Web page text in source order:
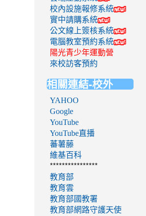
校內設施報修系統
實中請購系統
公文線上簽核系統
電腦教室預約系統
陽光青少年運動營
來校訪客預約
相關連結-校外
YAHOO
Google
YouTube
YouTube直播
蕃薯藤
維基百科
****************
教育部
教育雲
教育部國教署
教育部網路守護天使